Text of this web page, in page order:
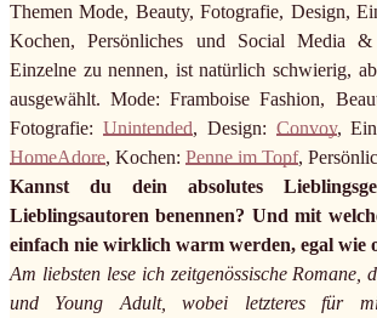
Themen Mode, Beauty, Fotografie, Design,
Kochen, Persönliches und Social Media
Einzelne zu nennen, ist natürlich schwierig,
ausgewählt. Mode: Framboise Fashion,
Fotografie: Unintended, Design: Convoy,
HomeAdore, Kochen: Penne im Topf,
Kannst du dein absolutes
Lieblingsautoren benennen? Und mit
einfach nie wirklich warm werden, egal wie
Am liebsten lese ich zeitgenössische
und Young Adult, wobei letzteres für